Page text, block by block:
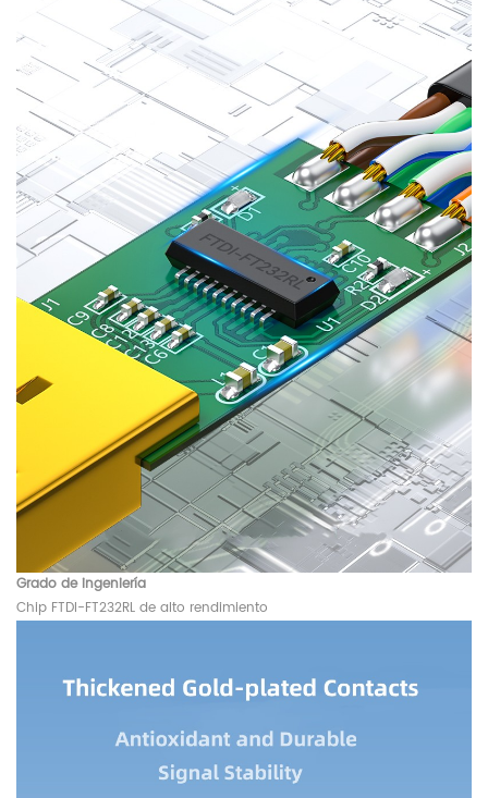
Grado de ingeniería
Chip FTDI-FT232RL de alto rendimiento